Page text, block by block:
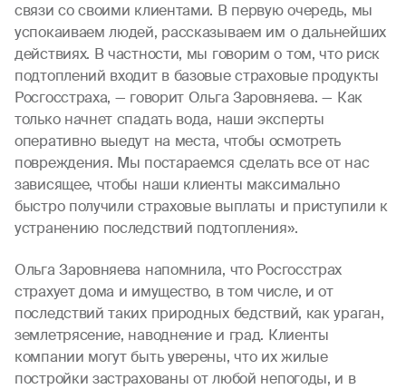
связи со своими клиентами. В первую очередь, мы
успокаиваем людей, рассказываем им о дальнейших
действиях. В частности, мы говорим о том, что риск
подтоплений входит в базовые страховые продукты
Росгосстраха, — говорит Ольга Заровняева. — Как
только начнет спадать вода, наши эксперты
оперативно выедут на места, чтобы осмотреть
повреждения. Мы постараемся сделать все от нас
зависящее, чтобы наши клиенты максимально
быстро получили страховые выплаты и приступили к
устранению последствий подтопления».
Ольга Заровняева напомнила, что Росгосстрах
страхует дома и имущество, в том числе, и от
последствий таких природных бедствий, как ураган,
землетрясение, наводнение и град. Клиенты
компании могут быть уверены, что их жилые
постройки застрахованы от любой непогоды, и в